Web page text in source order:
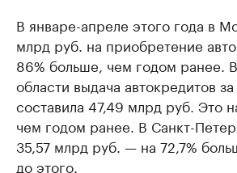
В январе-апреле этого года в
млрд руб. на приобретение
86% больше, чем годом ранее.
области выдача автокредитов
составила 47,49 млрд руб. Это
чем годом ранее. В Санкт-
35,57 млрд руб. — на 72,7%
до этого.